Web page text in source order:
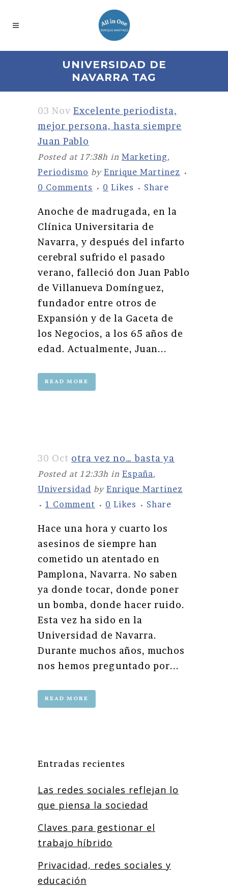
UNIVERSIDAD DE
NAVARRA TAG
03 Nov Excelente periodista,
mejor persona, hasta siempre
Juan Pablo
Posted at 17:38h in Marketing,
Periodismo by Enrique Martinez
0 Comments
0 Likes Share
Anoche de madrugada, en la
Clínica Universitaria de
Navarra, y después del infarto
cerebral sufrido el pasado
verano, falleció don Juan Pablo
de Villanueva Domínguez,
fundador entre otros de
Expansión y de la Gaceta de
los Negocios, a los 65 años de
edad. Actualmente, Juan...
READ MORE
30 Oct otra vez no… basta ya
Posted at 12:33h in España,
Universidad by Enrique Martinez
1 Comment
0 Likes Share
Hace una hora y cuarto los
asesinos de siempre han
cometido un atentado en
Pamplona, Navarra. No saben
ya donde tocar, donde poner
un bomba, donde hacer ruido.
Esta vez ha sido en la
Universidad de Navarra.
Durante muchos años, muchos
nos hemos preguntado por...
READ MORE
Entradas recientes
Las redes sociales reflejan lo
que piensa la sociedad
Claves para gestionar el
trabajo híbrido
Privacidad, redes sociales y
educación